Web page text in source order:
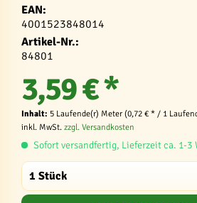
EAN:
4001523848014
Artikel-Nr.:
84801
3,59 € *
Inhalt: 5 Laufende(r) Meter (0,72 € * / 1
inkl. MwSt. zzgl. Versandkosten
Sofort versandfertig, Lieferzeit ca. 1-3